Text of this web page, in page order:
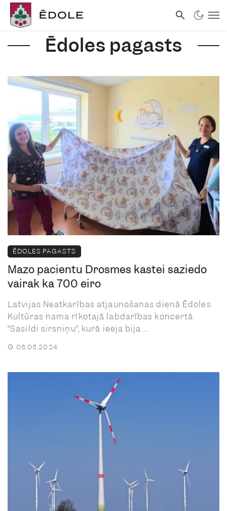
Ēdoles pagasts
ĒDOLES PAGASTS
Mazo pacientu Drosmes kastei saziedo
vairāk kā 700 eiro
Latvijas Neatkarības atjaunošanas dienā Ēdoles
Kultūras nama rīkotajā labdarības koncertā
“Sasildi sirsniņu”, kurā ieeja bija ...
08.05.2024